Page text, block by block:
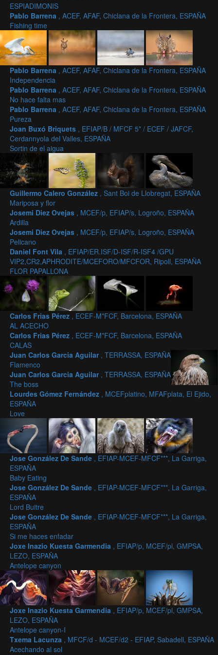
ESPIADIMONIS
Pablo Barrena , ACEF, AFAF, Chiclana de la Frontera, ESPAÑA
Fishing time
Pablo Barrena , ACEF, AFAF, Chiclana de la Frontera, ESPAÑA
Independencia
Pablo Barrena , ACEF, AFAF, Chiclana de la Frontera, ESPAÑA
No hace falta mas
Pablo Barrena , ACEF, AFAF, Chiclana de la Frontera, ESPAÑA
Pureza
Joan Buxó Briquets , EFIAP/B / MFCF 5* / ECEF / JAFCF,
Cerdannyola del Valles, ESPAÑA
Sortin de el aigua
Guillermo Calero González , Sant Boi de Llobregat, ESPAÑA
Mariposa y flor
Josemi Diez Ovejas , MCEF/p, EFIAP/s, Logroño, ESPAÑA
Ardilla
Josemi Diez Ovejas , MCEF/p, EFIAP/s, Logroño, ESPAÑA
Pelicano
Daniel Font Vila , EFIAP/ER.ISF/D-ISF/R-ISF4 /GPU
VIP2,CR2,APHRODITE/MCEFORO/MFCFOR, Ripoll, ESPAÑA
FLOR PAPALLONA
Carlos Frias Pérez , ECEF-M*FCF, Barcelona, ESPAÑA
AL ACECHO
Carlos Frias Pérez , ECEF-M*FCF, Barcelona, ESPAÑA
CALAS
Juan Carlos Garcia Aguilar , TERRASSA, ESPAÑA
Flamenco
Juan Carlos Garcia Aguilar , TERRASSA, ESPAÑA
The boss
Lourdes Gómez Fernández , MCEFplatino, MFAFplata, El Ejido,
ESPAÑA
Love
Jose González De Sande , EFIAP-MCEF-MFCF***, La Garriga,
ESPAÑA
Baby Eating
Jose González De Sande , EFIAP-MCEF-MFCF***, La Garriga,
ESPAÑA
Lord Buitre
Jose González De Sande , EFIAP-MCEF-MFCF***, La Garriga,
ESPAÑA
Si me haces enfadar
Joxe Inazio Kuesta Garmendia , EFIAP/p, MCEF/pl, GMPSA,
LEZO, ESPAÑA
Antelope canyon
Joxe Inazio Kuesta Garmendia , EFIAP/p, MCEF/pl, GMPSA,
LEZO, ESPAÑA
Antelope canyon-I
Txema Lacunza , MFCF/d - MCEF/d2 - EFIAP, Sabadell, ESPAÑA
Acechando al sol